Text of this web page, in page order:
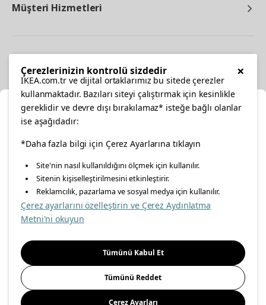
Müşteri Hizmetleri
facebooktwitterinstagrampinterestyoutube
linkedin
Enerji Politikası Bilgi Güvenliği Politikası
Gıda Güvenliği Politikası
Önemli Bilgilendirme İnternet Sitesi Gizlilik Politikası
Kişisel Verilerin Korunması
Konumunuzu Seçin
İnternetten vereceğiniz siparişlerinizde size özel hizmet ve
içerikleri görebilmek için lütfen konumuzu seçin.
İl seçiniz
Seçiniz
×
Çerezlerinizin kontrolü sizdedir
IKEA.com.tr ve dijital ortaklarımız bu sitede çerezler
kullanmaktadır. Bazıları siteyi çalıştırmak için kesinlikle
gereklidir ve devre dışı bırakılamaz* isteğe bağlı olanlar
ise aşağıdadır:
*Daha fazla bilgi için Çerez Ayarlarına tıklayın
Site'nin nasıl kullanıldığını ölçmek için kullanılır.
Sitenin kişiselleştirilmesini etkinleştirir.
Reklamcılık, pazarlama ve sosyal medya için kullanılır.
Çerez ayarlarını özelleştirin ve Çerez Aydınlatma
Metni'ni okuyun
Tümünü Kabul Et
Tümünü Reddet
Çerez Ayarları